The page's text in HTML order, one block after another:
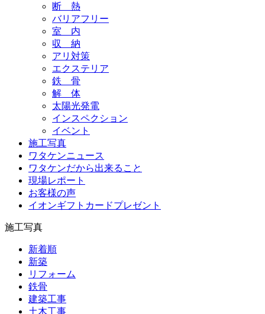
断 熱
バリアフリー
室 内
収 納
アリ対策
エクステリア
鉄 骨
解 体
太陽光発電
インスペクション
イベント
施工写真
ワタケンニュース
ワタケンだから出来ること
現場レポート
お客様の声
イオンギフトカードプレゼント
施工写真
新着順
新築
リフォーム
鉄骨
建築工事
土木工事